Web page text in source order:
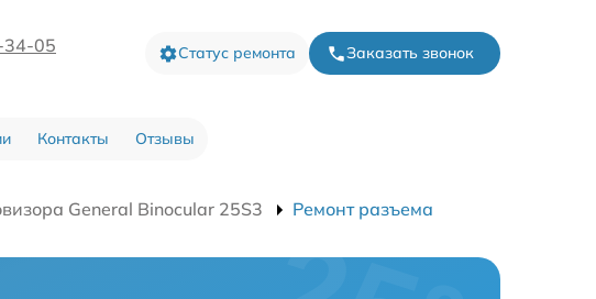
34-05 Статус ремонта Заказать звонок
Контакты Отзывы
General Binocular 25S3 Ремонт разъема